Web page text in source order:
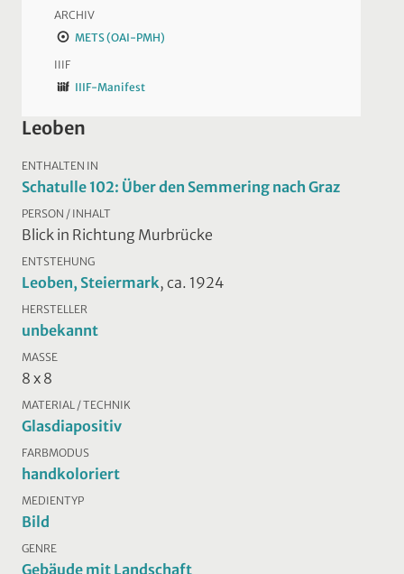
ARCHIV
METS (OAI-PMH)
IIIF
IIIF-Manifest
Leoben
ENTHALTEN IN
Schatulle 102: Über den Semmering nach Graz
PERSON / INHALT
Blick in Richtung Murbrücke
ENTSTEHUNG
Leoben, Steiermark, ca. 1924
HERSTELLER
unbekannt
MASSE
8 x 8
MATERIAL / TECHNIK
Glasdiapositiv
FARBMODUS
handkoloriert
MEDIENTYP
Bild
GENRE
Gebäude mit Landschaft